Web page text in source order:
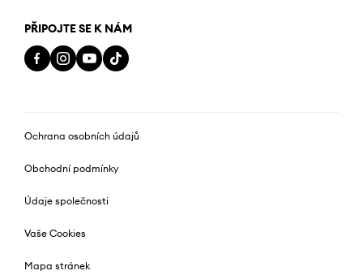
PŘIPOJTE SE K NÁM
Ochrana osobních údajů
Obchodní podmínky
Údaje společnosti
Vaše Cookies
Mapa stránek